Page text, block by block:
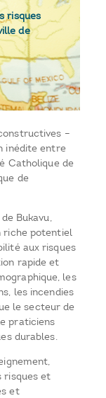
risques
de
–
inédite entre
Catholique de
de
Bukavu,
riche potentiel
aux risques
rapide et
les
les incendies
le secteur de
praticiens
durables.
risques et
et